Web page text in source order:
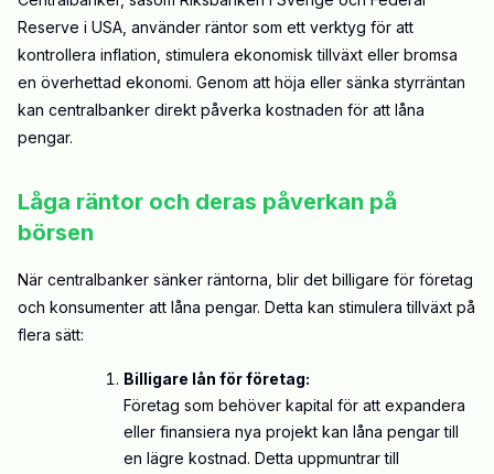
Reserve i USA, använder räntor som ett verktyg för att
kontrollera inflation, stimulera ekonomisk tillväxt eller bromsa
en överhettad ekonomi. Genom att höja eller sänka styrräntan
kan centralbanker direkt påverka kostnaden för att låna
pengar.
Låga räntor och deras påverkan på
börsen
När centralbanker sänker räntorna, blir det billigare för företag
och konsumenter att låna pengar. Detta kan stimulera tillväxt på
flera sätt:
Billigare lån för företag:
Företag som behöver kapital för att expandera
eller finansiera nya projekt kan låna pengar till
en lägre kostnad. Detta uppmuntrar till